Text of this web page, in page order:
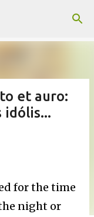
et auro:
for the time
night or